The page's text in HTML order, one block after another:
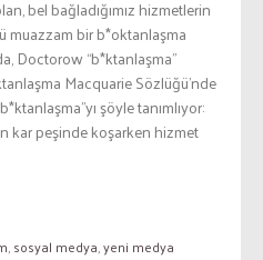
bel bağladığımız hizmetlerin
muazzam bir b*oktanlaşma
Doctorow “b*ktanlaşma”
Macquarie Sözlüğü’nde
şöyle tanımlıyor:
kar peşinde koşarken hizmet
,sosyal medya,yeni medya